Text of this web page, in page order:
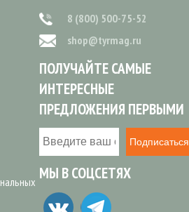
8 (800) 500-75-52
shop@tyrmag.ru
ПОЛУЧАЙТЕ САМЫЕ
ИНТЕРЕСНЫЕ
ПРЕДЛОЖЕНИЯ ПЕРВЫМИ
Подписаться
МЫ В СОЦСЕТЯХ